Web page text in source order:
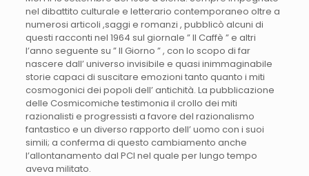
nel dibattito culturale e letterario contemporaneo oltre a
numerosi articoli ,saggi e romanzi , pubblicò alcuni di
questi racconti nel 1964 sul giornale ” Il Caffè ” e altri
l’anno seguente su ” Il Giorno ” , con lo scopo di far
nascere dall’ universo invisibile e quasi inimmaginabile
storie capaci di suscitare emozioni tanto quanto i miti
cosmogonici dei popoli dell’ antichità. La pubblicazione
delle Cosmicomiche testimonia il crollo dei miti
razionalisti e progressisti a favore del razionalismo
fantastico e un diverso rapporto dell’ uomo con i suoi
simili; a conferma di questo cambiamento anche
l’allontanamento dal PCI nel quale per lungo tempo
aveva militato.